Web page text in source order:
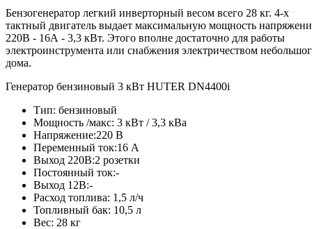
Бензогенератор легкий инверторный весом всего 28 кг. 4-х
тактный двигатель выдает максимальную мощность
220В - 16А - 3,3 кВт. Этого вполне достаточно для работы
электроинструмента или снабжения электричеством
дома.
Генератор бензиновый 3 кВт HUTER DN4400i
Тип: бензиновый
Мощность /макс: 3 кВт / 3,3 кВа
Напряжение:220 В
Переменный ток:16 А
Выход 220В:2 розетки
Постоянный ток:-
Выход 12В:-
Расход топлива: 1,5 л/ч
Топливный бак: 10,5 л
Вес: 28 кг